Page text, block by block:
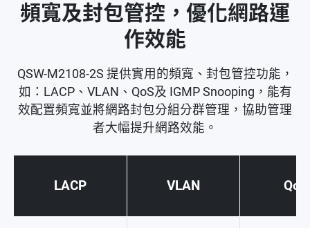
頻寬及封包管控，優化網路運
作效能
QSW-M2108-2S 提供實用的頻寬、封包管控功能，
如：LACP、VLAN、QoS及 IGMP Snooping，能有
效配置頻寬並將網路封包分組分群管理，協助管理
者大幅提升網路效能。
LACP VLAN QoS